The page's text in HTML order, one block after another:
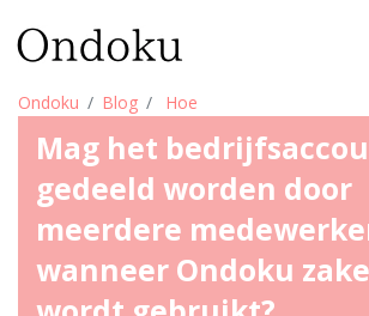
Ondoku Blog Hoe
Mag het
gedeeld worden door
meerdere
wanneer Ondoku